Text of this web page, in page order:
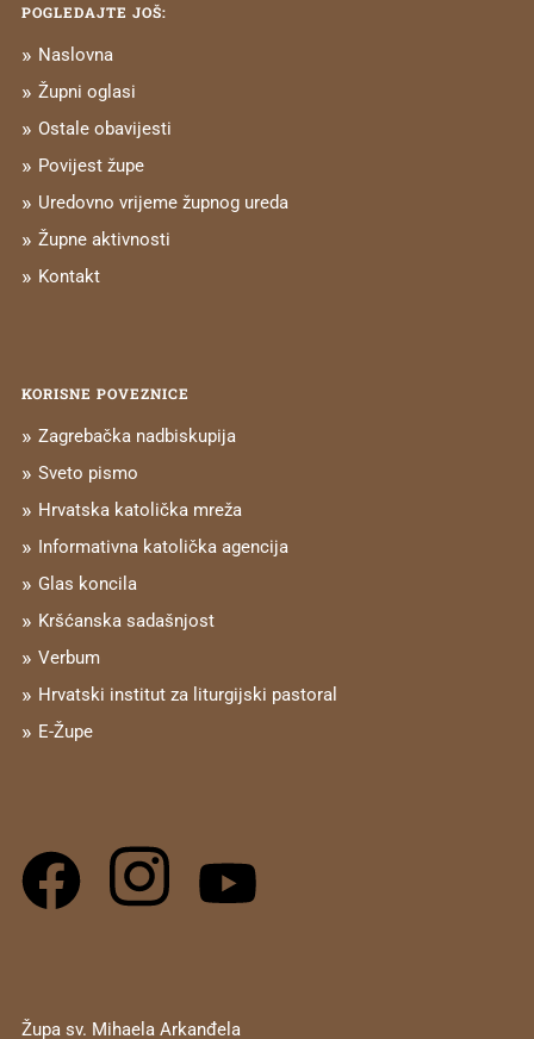
POGLEDAJTE JOŠ:
Naslovna
Župni oglasi
Ostale obavijesti
Povijest župe
Uredovno vrijeme župnog ureda
Župne aktivnosti
Kontakt
KORISNE POVEZNICE
Zagrebačka nadbiskupija
Sveto pismo
Hrvatska katolička mreža
Informativna katolička agencija
Glas koncila
Kršćanska sadašnjost
Verbum
Hrvatski institut za liturgijski pastoral
E-Župe
Župa sv. Mihaela Arkanđela